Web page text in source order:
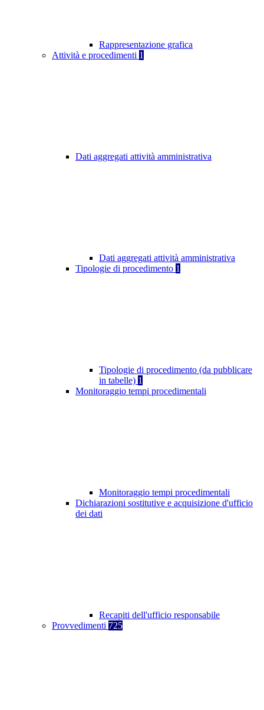
Rappresentazione grafica
Attività e procedimenti 1
Dati aggregati attività amministrativa
Dati aggregati attività amministrativa
Tipologie di procedimento 1
Tipologie di procedimento (da pubblicare
in tabelle) 1
Monitoraggio tempi procedimentali
Monitoraggio tempi procedimentali
Dichiarazioni sostitutive e acquisizione d'ufficio
dei dati
Recapiti dell'ufficio responsabile
Provvedimenti 725